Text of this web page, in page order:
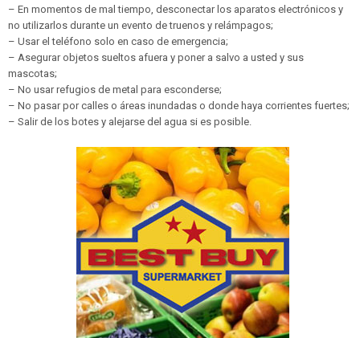
– En momentos de mal tiempo, desconectar los aparatos electrónicos y
no utilizarlos durante un evento de truenos y relámpagos;
– Usar el teléfono solo en caso de emergencia;
– Asegurar objetos sueltos afuera y poner a salvo a usted y sus
mascotas;
– No usar refugios de metal para esconderse;
– No pasar por calles o áreas inundadas o donde haya corrientes fuertes;
– Salir de los botes y alejarse del agua si es posible.